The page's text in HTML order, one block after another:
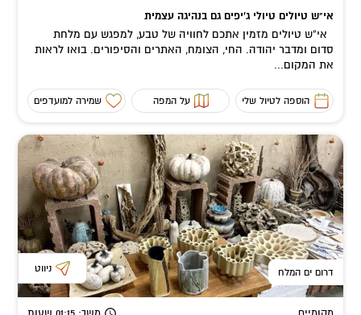
אי"ש טיולים טיולי ג'יפים גם בנהיגה עצמית
אי”ש טיולים מזמין אתכם לחוויה של טבע, למפגש עם מלחת
סדום ומדבר יהודה. החי, הצומח, האתרים והסיפורים. בואו לראות
את המקום...
הוספה לטיול שלי על המפה שמירה למועדפים
דרום ים המלח ניווט